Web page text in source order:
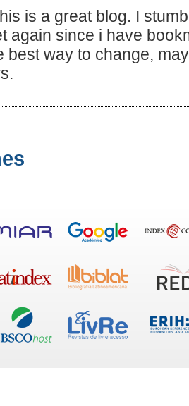
is a great blog. I
again since i have
best way to change,